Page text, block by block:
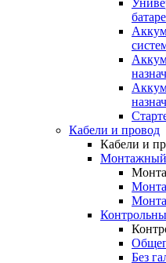
Кабели и провод
Кабели и
Монтажный
Без